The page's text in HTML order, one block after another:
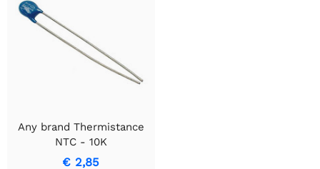
Any brand Thermistance
NTC - 10K
€ 2,85